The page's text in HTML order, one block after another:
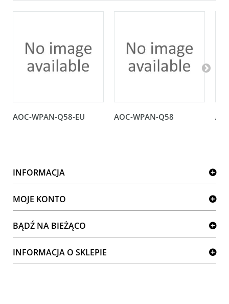
AOC-WPAN-Q58-EU AOC-WPAN-Q58
INFORMACJA
MOJE KONTO
BĄDŹ NA BIEŻĄCO
INFORMACJA O SKLEPIE